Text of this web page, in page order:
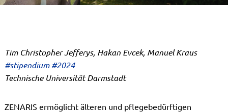
Tim Christopher Jefferys, Hakan Evcek, Manuel Kraus
#stipendium #2024
Technische Universität Darmstadt
ZENARIS ermöglicht älteren und pflegebedürftigen